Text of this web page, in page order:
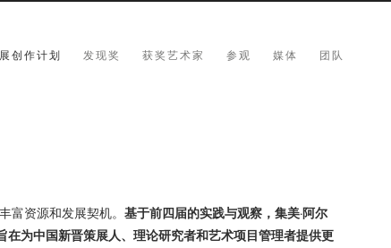
创作计划 发现奖 获奖艺术家 参观 媒体 团队
资源和发展契机。 基于前四届的实践与观察，集美·阿尔
为中国新晋策展人、理论研究者和艺术项目管理者提供更